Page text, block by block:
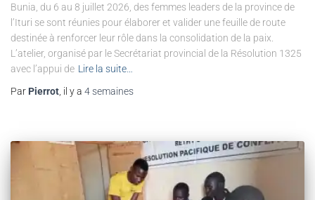
Bunia, du 6 au 8 juillet 2026, des femmes leaders de la province de
l’Ituri se sont réunies pour élaborer et valider une feuille de route
destinée à renforcer leur rôle dans la consolidation de la paix.
L’atelier, organisé par le Secrétariat provincial de la Résolution 1325
avec l’appui de Lire la suite…
Par Pierrot , il y a 4 semaines